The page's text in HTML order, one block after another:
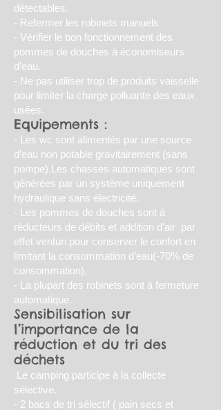
détectables.
- Refermer les robinets manuels
- Vérifier le bon fonctionnement des
pommes de douches à économiseurs
d’eau.
- Ne pas utiliser trop de produits vaisselle
pour limiter la charge polluante des eaux
usées.
Equipements :
- Les wc sont alimentés par une source
d’eau non potable gravitairement (sans
pompe).Les chasses automatiques sont
générées par un système uniquement
hydraulique sans électricité.
- Les pommes de douches sont à
réducteurs de débits et addition d’air par
effet venturi pour conserver le confort en
limitant la consommation d’eau(-70% de
consommation).
- La plupart des robinets sont à fermeture
automatique.
Sensibilisation sur
l’importance de la
réduction et du tri des
déchets
Le camping participe à la collecte
sélective.
- 2 bacs de tri sélectif ( pain secs et